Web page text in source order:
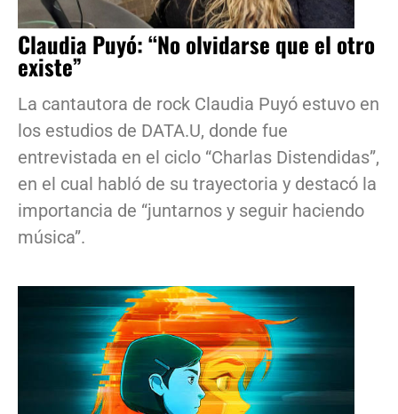
Claudia Puyó: “No olvidarse que el otro
existe”
La cantautora de rock Claudia Puyó estuvo en
los estudios de DATA.U, donde fue
entrevistada en el ciclo “Charlas Distendidas”,
en el cual habló de su trayectoria y destacó la
importancia de “juntarnos y seguir haciendo
música”.